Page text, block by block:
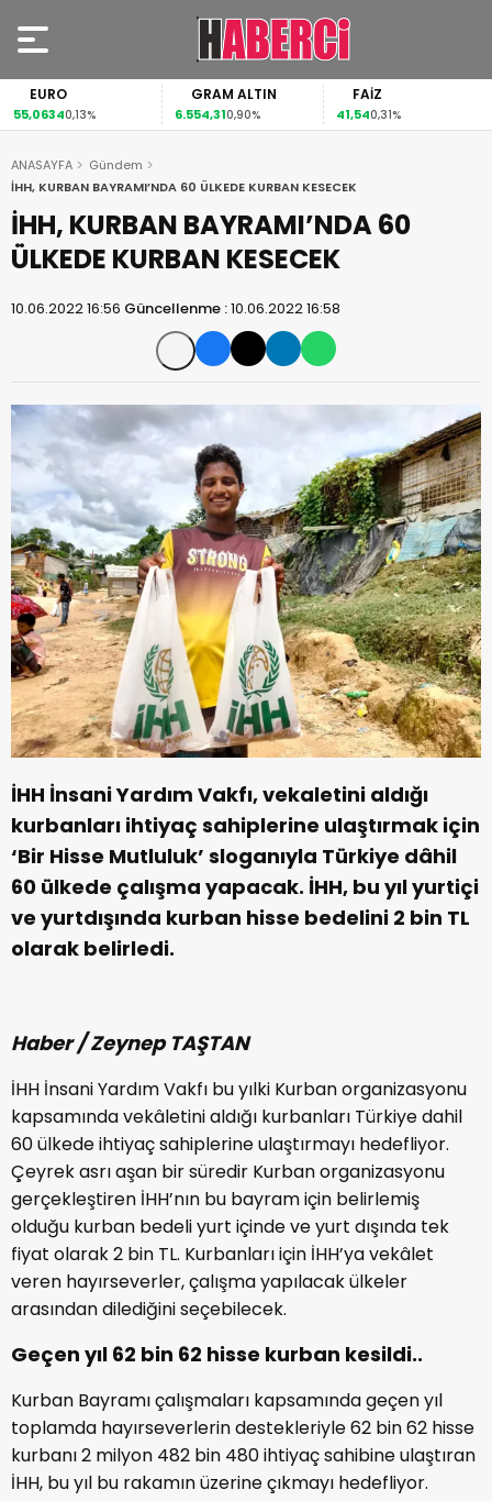
EURO
55,06340,13%
GRAM ALTIN
6.554,310,90%
FAİZ
41,540,31%
ANASAYFA
Gündem
İHH, KURBAN BAYRAMI’NDA 60 ÜLKEDE KURBAN KESECEK
İHH, KURBAN BAYRAMI’NDA 60
ÜLKEDE KURBAN KESECEK
10.06.2022 16:56 Güncellenme :10.06.2022 16:58
İHH İnsani Yardım Vakfı, vekaletini aldığı
kurbanları ihtiyaç sahiplerine ulaştırmak için
‘Bir Hisse Mutluluk’ sloganıyla Türkiye dâhil
60 ülkede çalışma yapacak. İHH, bu yıl yurtiçi
ve yurtdışında kurban hisse bedelini 2 bin TL
olarak belirledi.
Haber / Zeynep TAŞTAN
İHH İnsani Yardım Vakfı bu yılki Kurban organizasyonu
kapsamında vekâletini aldığı kurbanları Türkiye dahil
60 ülkede ihtiyaç sahiplerine ulaştırmayı hedefliyor.
Çeyrek asrı aşan bir süredir Kurban organizasyonu
gerçekleştiren İHH’nın bu bayram için belirlemiş
olduğu kurban bedeli yurt içinde ve yurt dışında tek
fiyat olarak 2 bin TL. Kurbanları için İHH’ya vekâlet
veren hayırseverler, çalışma yapılacak ülkeler
arasından dilediğini seçebilecek.
Geçen yıl 62 bin 62 hisse kurban kesildi..
Kurban Bayramı çalışmaları kapsamında geçen yıl
toplamda hayırseverlerin destekleriyle 62 bin 62 hisse
kurbanı 2 milyon 482 bin 480 ihtiyaç sahibine ulaştıran
İHH, bu yıl bu rakamın üzerine çıkmayı hedefliyor.